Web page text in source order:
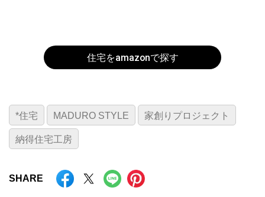
住宅をamazonで探す
*住宅 MADURO STYLE 家創りプロジェクト
納得住宅工房
SHARE